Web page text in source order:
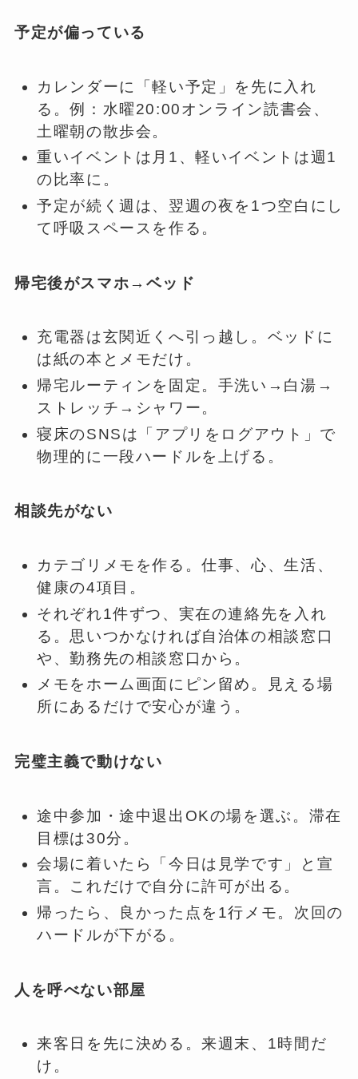
予定が偏っている
カレンダーに「軽い予定」を先に入れ
る。例：水曜20:00オンライン読書会、
土曜朝の散歩会。
重いイベントは月1、軽いイベントは週1
の比率に。
予定が続く週は、翌週の夜を1つ空白にし
て呼吸スペースを作る。
帰宅後がスマホ→ベッド
充電器は玄関近くへ引っ越し。ベッドに
は紙の本とメモだけ。
帰宅ルーティンを固定。手洗い→白湯→
ストレッチ→シャワー。
寝床のSNSは「アプリをログアウト」で
物理的に一段ハードルを上げる。
相談先がない
カテゴリメモを作る。仕事、心、生活、
健康の4項目。
それぞれ1件ずつ、実在の連絡先を入れ
る。思いつかなければ自治体の相談窓口
や、勤務先の相談窓口から。
メモをホーム画面にピン留め。見える場
所にあるだけで安心が違う。
完璧主義で動けない
途中参加・途中退出OKの場を選ぶ。滞在
目標は30分。
会場に着いたら「今日は見学です」と宣
言。これだけで自分に許可が出る。
帰ったら、良かった点を1行メモ。次回の
ハードルが下がる。
人を呼べない部屋
来客日を先に決める。来週末、1時間だ
け。